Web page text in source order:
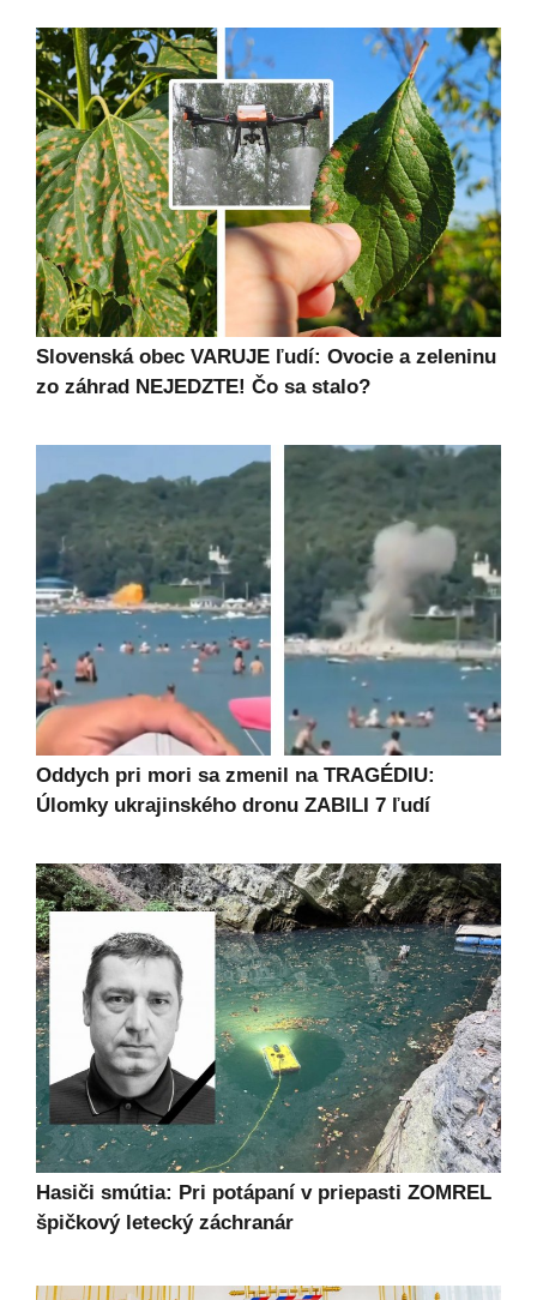
Slovenská obec VARUJE ľudí: Ovocie a zeleninu
zo záhrad NEJEDZTE! Čo sa stalo?
Oddych pri mori sa zmenil na TRAGÉDIU:
Úlomky ukrajinského dronu ZABILI 7 ľudí
Hasiči smútia: Pri potápaní v priepasti ZOMREL
špičkový letecký záchranár